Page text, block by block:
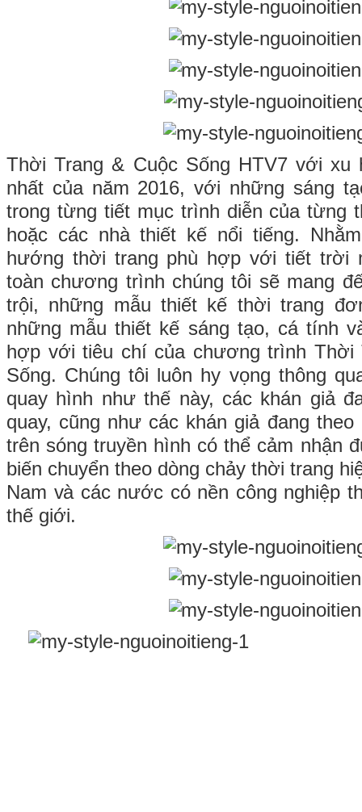
Thời Trang & Cuộc Sống HTV7 với
nhất của năm 2016, với những sáng
trong từng tiết mục trình diễn của từng
hoặc các nhà thiết kế nổi tiếng.
hướng thời trang phù hợp với tiết trời
toàn chương trình chúng tôi sẽ mang
trội, những mẫu thiết kế thời trang
những mẫu thiết kế sáng tạo, cá tính
hợp với tiêu chí của chương trình Thời
Sống. Chúng tôi luôn hy vọng thông
quay hình như thế này, các khán giả
quay, cũng như các khán giả đang
trên sóng truyền hình có thể cảm nhận
biến chuyển theo dòng chảy thời trang
Nam và các nước có nền công nghiệp
thế giới.